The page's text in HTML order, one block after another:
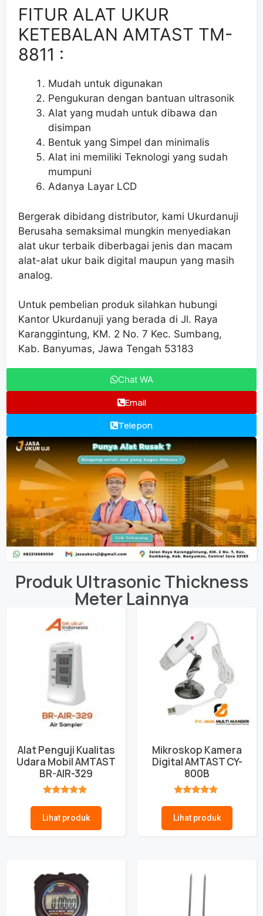
FITUR ALAT UKUR
KETEBALAN AMTAST TM-
8811 :
Mudah untuk digunakan
Pengukuran dengan bantuan ultrasonik
Alat yang mudah untuk dibawa dan
disimpan
Bentuk yang Simpel dan minimalis
Alat ini memiliki Teknologi yang sudah
mumpuni
Adanya Layar LCD
Bergerak dibidang distributor, kami Ukurdanuji
Berusaha semaksimal mungkin menyediakan
alat ukur terbaik diberbagai jenis dan macam
alat-alat ukur baik digital maupun yang masih
analog.
Untuk pembelian produk silahkan hubungi
Kantor Ukurdanuji yang berada di Jl. Raya
Karanggintung, KM. 2 No. 7 Kec. Sumbang,
Kab. Banyumas, Jawa Tengah 53183
Chat WA
Email
Telepon
ProdukUltrasonic Thickness
MeterLainnya
Alat Penguji Kualitas
Udara Mobil AMTAST
BR-AIR-329
Lihat produk
Mikroskop Kamera
Digital AMTAST CY-
800B
Lihat produk